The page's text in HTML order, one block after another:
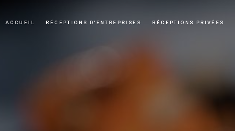
ACCUEIL RÉCEPTIONS D'ENTREPRISES RÉCEPTIONS PRIVÉES